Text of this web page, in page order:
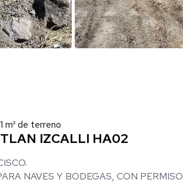
m² de terreno
IZCALLI HA02
NAVES Y BODEGAS, CON PERMISO